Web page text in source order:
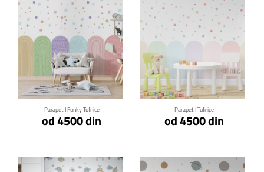
Parapet I Funky Tufnice
od 4500 din
Klikni za detalje
Parapet I Tufnice
od 4500 din
Klikni za detalje